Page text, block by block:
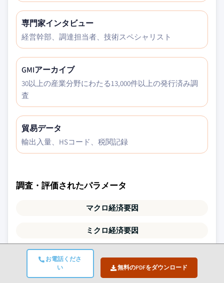
お電話くださ
い
無料のPDFをダウンロード
専門家インタビュー
経営幹部、調達担当者、技術スペシャリスト
GMIアーカイブ
30以上の産業分野にわたる13,000件以上の発行済み調
査
貿易データ
輸出入量、HSコード、税関記録
調査・評価されたパラメータ
マクロ経済要因
ミクロ経済要因
技術・イノベーション
規制・政治環境